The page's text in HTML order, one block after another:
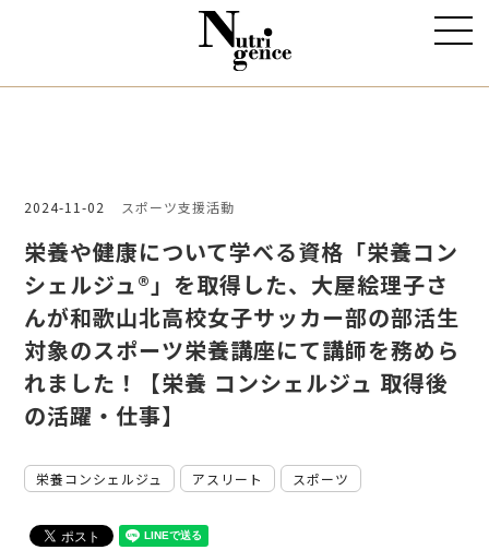
2024-11-02 スポーツ支援活動
栄養や健康について学べる資格「栄養コン
シェルジュ®」を取得した、大屋絵理子さ
んが和歌山北高校女子サッカー部の部活生
対象のスポーツ栄養講座にて講師を務めら
れました！【栄養 コンシェルジュ 取得後
の活躍・仕事】
栄養コンシェルジュ アスリート スポーツ